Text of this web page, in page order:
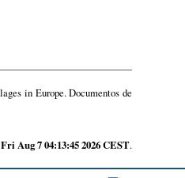
in Europe. Documentos de
Fri Aug 7 04:13:45 2026 CEST.